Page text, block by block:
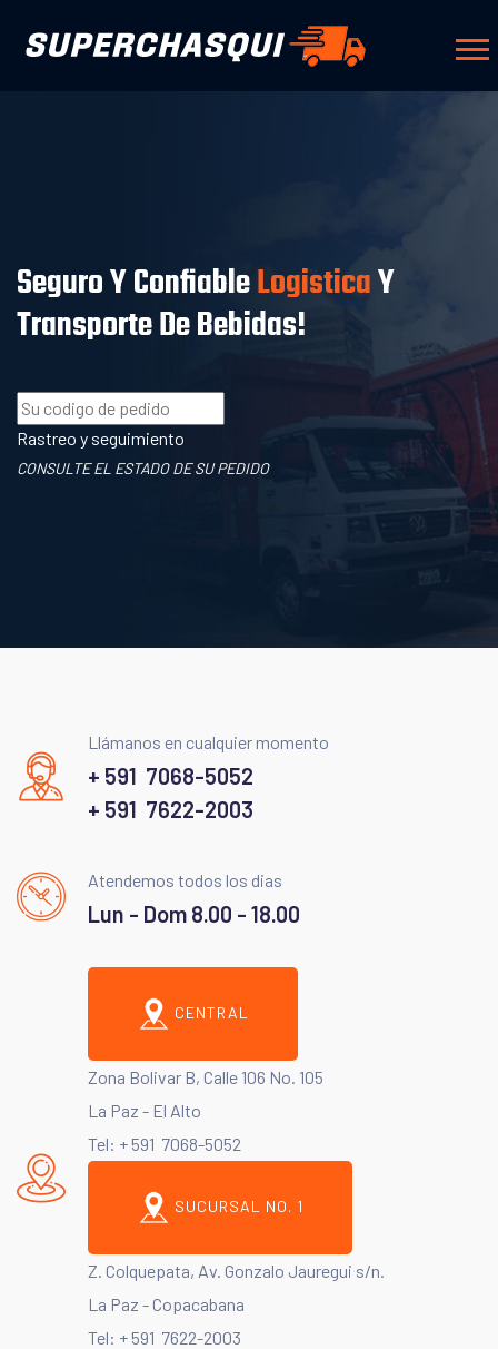
Seguro Y ConfiableLogisticaY
Transporte De Bebidas!
Rastreo y seguimiento
CONSULTE EL ESTADO DE SU PEDIDO
Llámanos en cualquier momento
+ 591 7068-5052
+ 591 7622-2003
Atendemos todos los dias
Lun - Dom 8.00 - 18.00
CENTRAL
Zona Bolivar B, Calle 106 No. 105
La Paz - El Alto
Tel: + 591 7068-5052
SUCURSAL NO. 1
Z. Colquepata, Av. Gonzalo Jauregui s/n.
La Paz - Copacabana
Tel: + 591 7622-2003